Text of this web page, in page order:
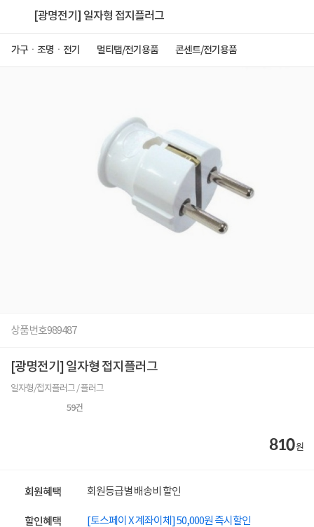
[광명전기] 일자형 접지플러그
가구ㆍ조명ㆍ전기 멀티탭/전기용품 콘센트/전기용품
상품번호989487
[광명전기] 일자형 접지플러그
일자형/접지플러그 / 플러그
59건
810원
회원혜택 회원등급별 배송비 할인
할인혜택
[토스페이 X 계좌이체] 50,000원 즉시할인